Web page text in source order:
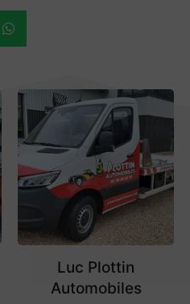
Luc Plottin
Automobiles